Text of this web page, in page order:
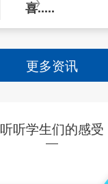
喜.....
更多资讯
听听学生们的感受